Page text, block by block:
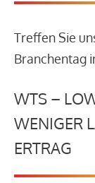
Treffen Sie
Branchentag
WTS –
WENIGER
ERTRAG